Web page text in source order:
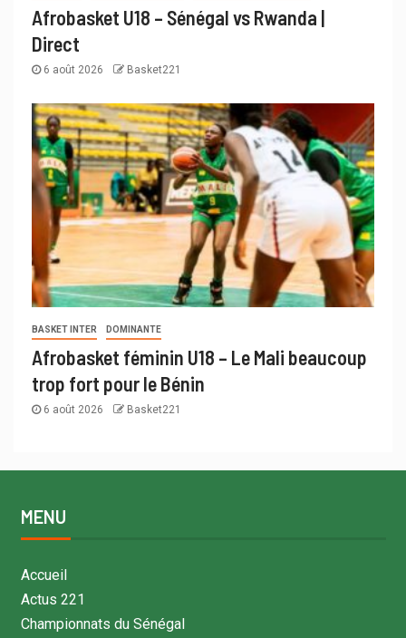
Afrobasket U18 – Sénégal vs Rwanda |
Direct
6 août 2026 Basket221
BASKET INTER DOMINANTE
Afrobasket féminin U18 – Le Mali beaucoup
trop fort pour le Bénin
6 août 2026 Basket221
MENU
Accueil
Actus 221
Championnats du Sénégal